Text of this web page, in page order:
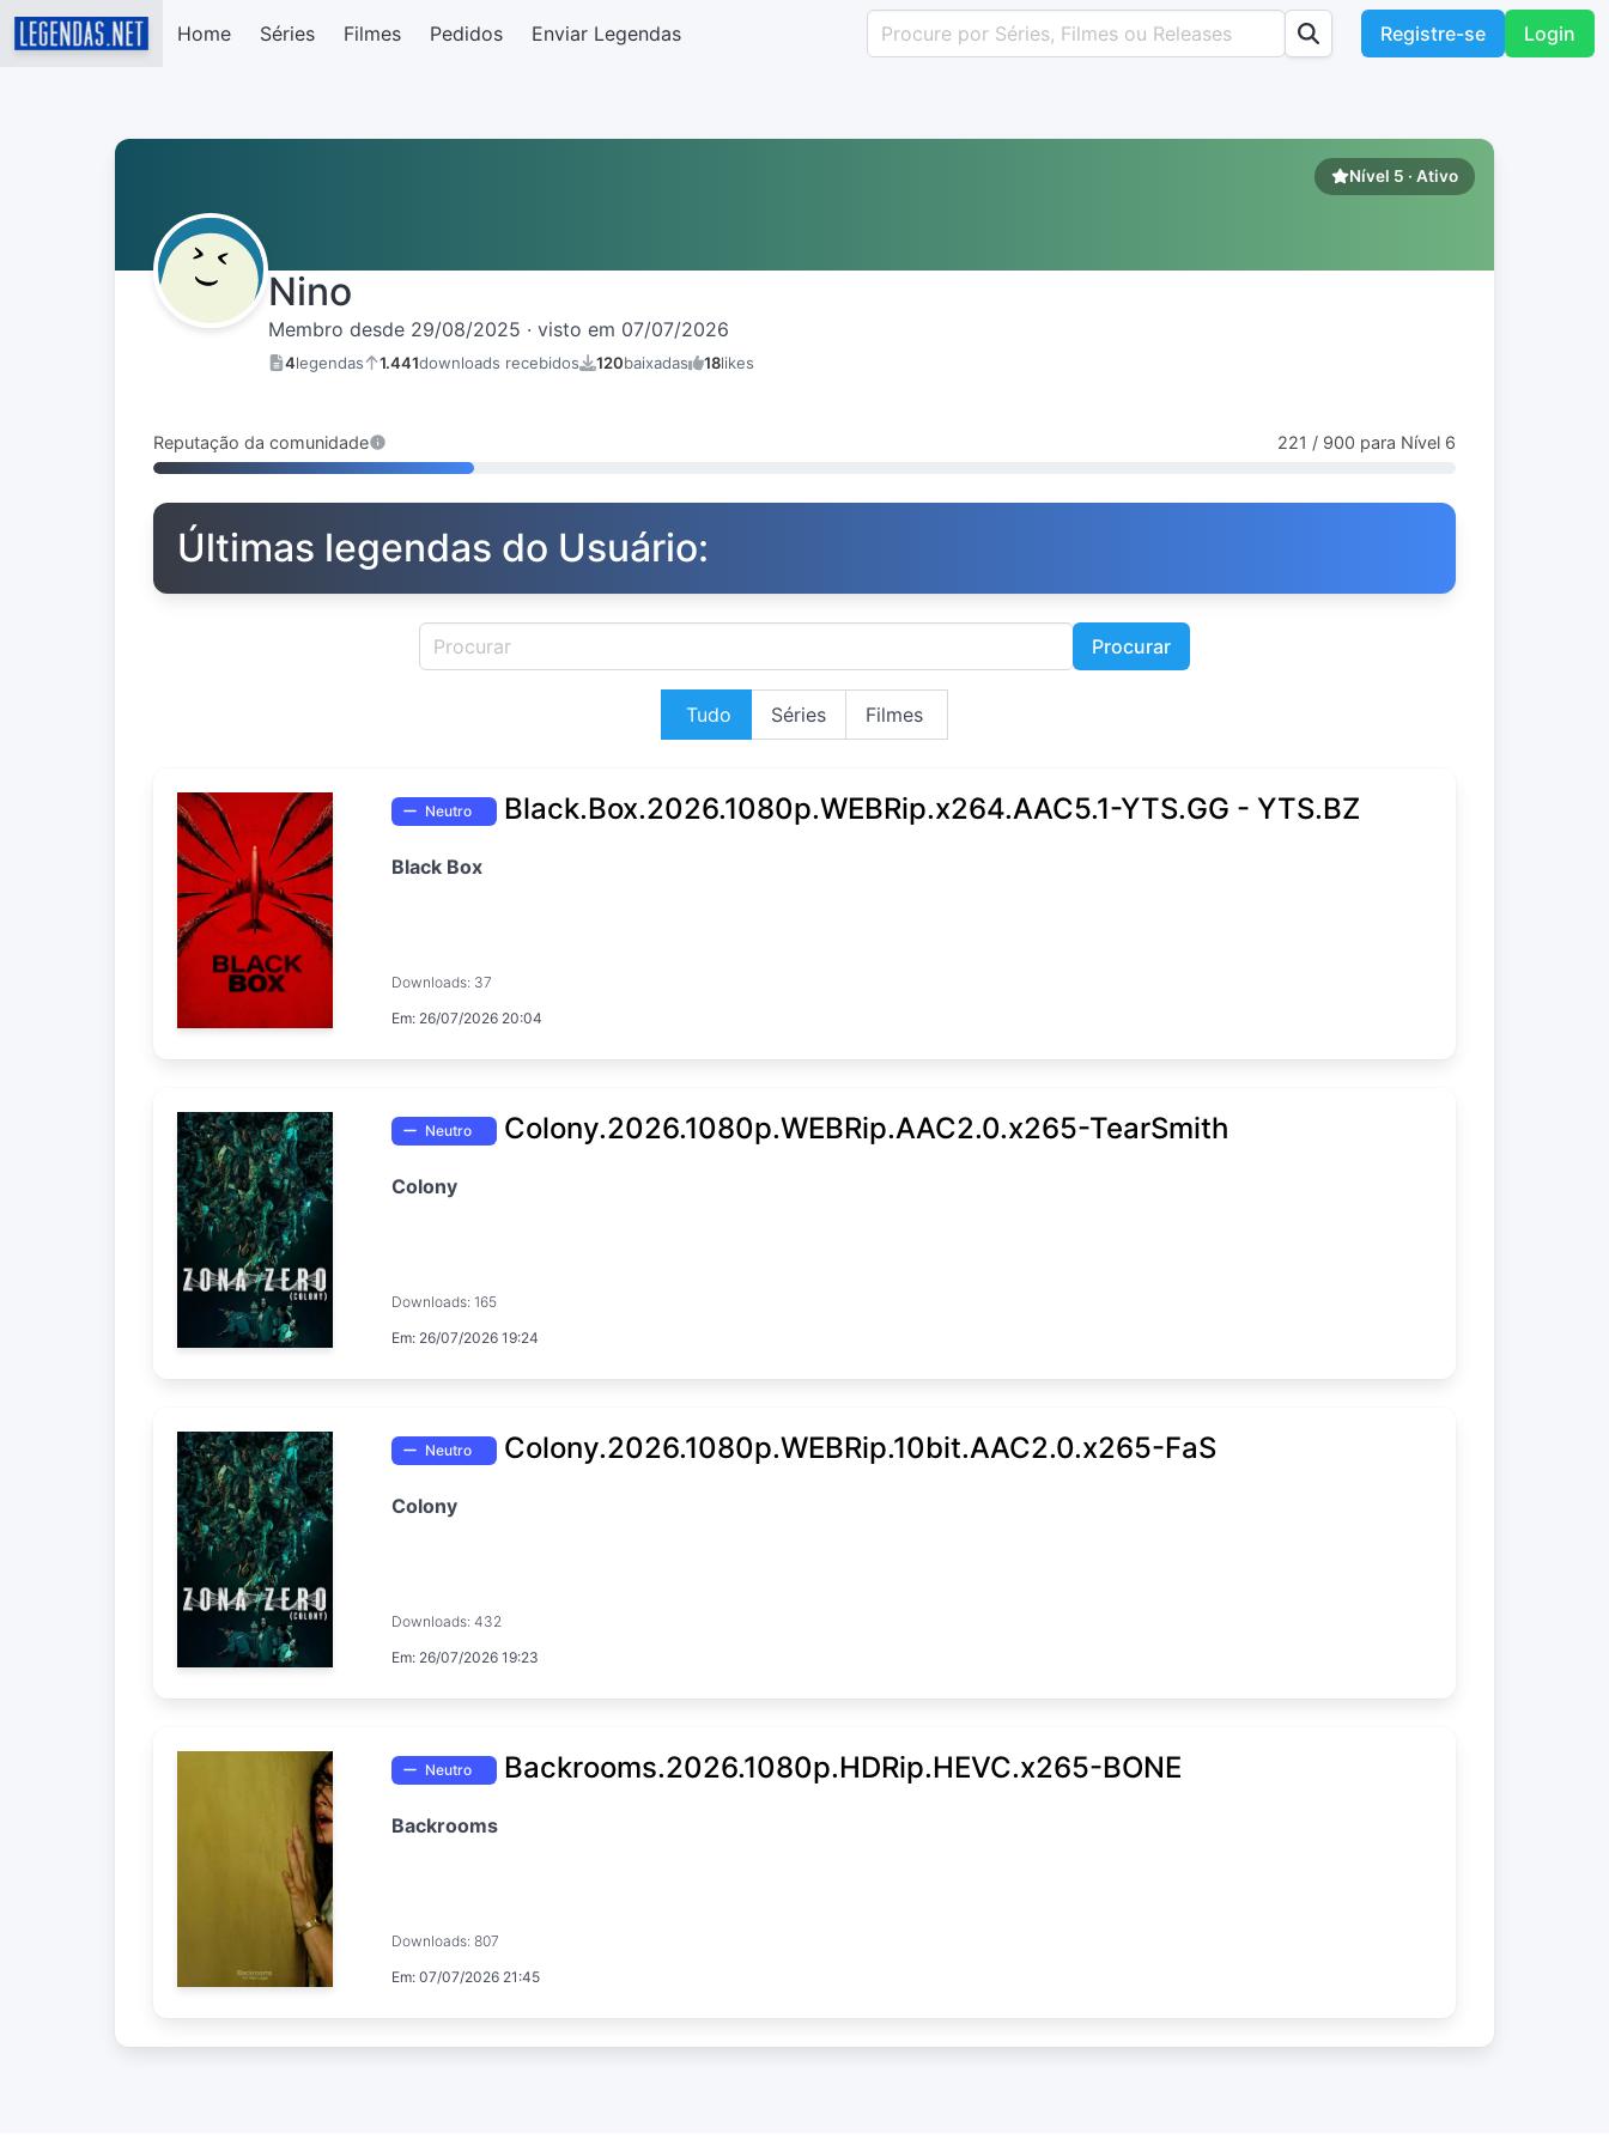
Home Séries Filmes Pedidos Enviar Legendas Registre-se Login
Nível 5 · Ativo
Nino
Membro desde 29/08/2025 · visto em 07/07/2026
4legendas 1.441downloads recebidos 120baixadas 18likes
Reputação da comunidade 221 / 900 para Nível 6
Últimas legendas do Usuário:
Procurar
Tudo Séries Filmes
Neutro Black.Box.2026.1080p.WEBRip.x264.AAC5.1-YTS.GG - YTS.BZ
Black Box
Downloads: 37
Em: 26/07/2026 20:04
Neutro Colony.2026.1080p.WEBRip.AAC2.0.x265-TearSmith
Colony
Downloads: 165
Em: 26/07/2026 19:24
Neutro Colony.2026.1080p.WEBRip.10bit.AAC2.0.x265-FaS
Colony
Downloads: 432
Em: 26/07/2026 19:23
Neutro Backrooms.2026.1080p.HDRip.HEVC.x265-BONE
Backrooms
Downloads: 807
Em: 07/07/2026 21:45